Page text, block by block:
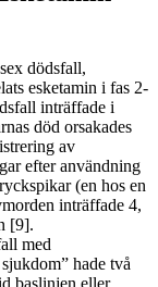
dödsfall,
esketamin i fas 2-
inträffade i
död orsakades
av
efter användning
(en hos en
inträffade 4,
[9].
med
hade två